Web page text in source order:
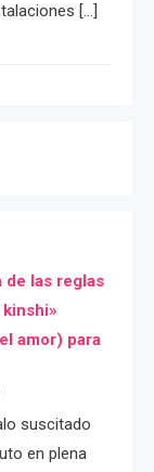
[…]
de las reglas
amor) para
suscitado
en plena